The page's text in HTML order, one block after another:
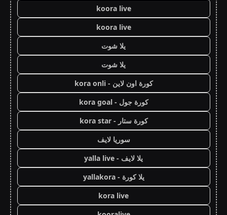
koora live
koora live
يلا شوت
يلا شوت
كورة اون لاين - kora onli
كورة جول - kora goal
كورة ستار - kora star
سوريا لايف
يلا لايف - yalla live
يلا كورة - yallakora
kora live